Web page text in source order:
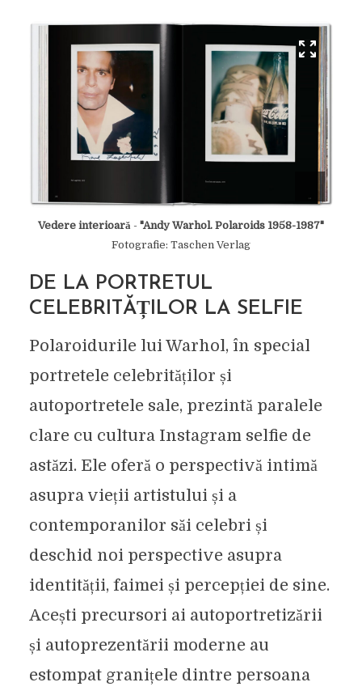
Vedere interioară - "Andy Warhol. Polaroids 1958-1987"
Fotografie: Taschen Verlag
DE LA PORTRETUL
CELEBRITĂȚILOR LA SELFIE
Polaroidurile lui Warhol, în special
portretele celebrităților și
autoportretele sale, prezintă paralele
clare cu cultura Instagram selfie de
astăzi. Ele oferă o perspectivă intimă
asupra vieții artistului și a
contemporanilor săi celebri și
deschid noi perspective asupra
identității, faimei și percepției de sine.
Acești precursori ai autoportretizării
și autoprezentării moderne au
estompat granițele dintre persoana